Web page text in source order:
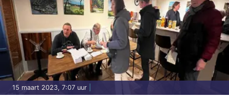
15 maart 2023, 7:07 uur